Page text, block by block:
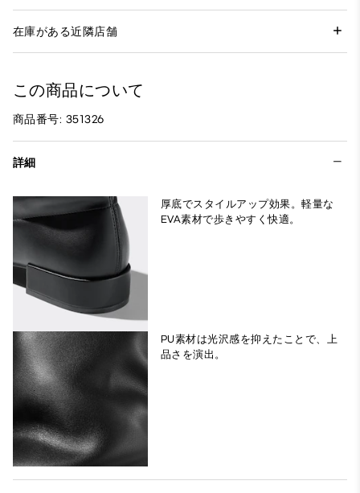
在庫がある近隣店舗
この商品について
商品番号: 351326
詳細
厚底でスタイルアップ効果。軽量な
EVA素材で歩きやすく快適。
PU素材は光沢感を抑えたことで、上
品さを演出。